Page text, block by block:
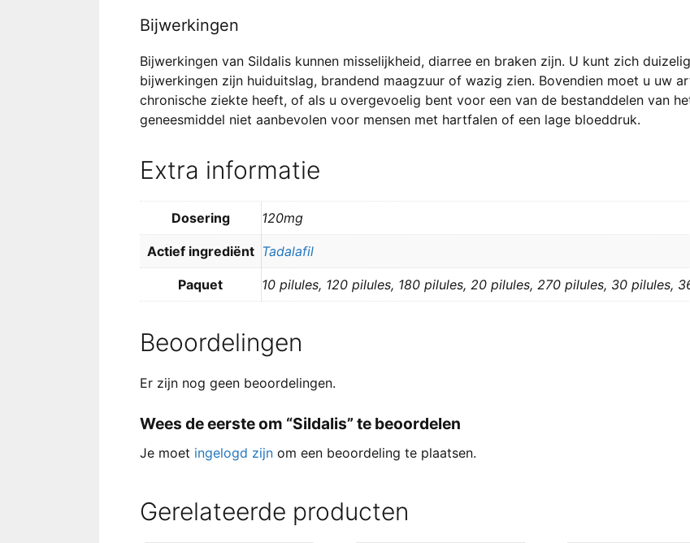
Bijwerkingen
Bijwerkingen van Sildalis kunnen misselijkheid, diarree en braken zijn. U kunt zich
bijwerkingen zijn huiduitslag, brandend maagzuur of wazig zien. Bovendien moet u uw
chronische ziekte heeft, of als u overgevoelig bent voor een van de bestanddelen van
geneesmiddel niet aanbevolen voor mensen met hartfalen of een lage bloeddruk.
Extra informatie
Dosering 120mg
Actief ingrediënt Tadalafil
Paquet 10 pilules, 120 pilules, 180 pilules, 20 pilules, 270 pilules, 30 pilules,
Beoordelingen
Er zijn nog geen beoordelingen.
Wees de eerste om “Sildalis” te beoordelen
Je moet ingelogd zijn om een beoordeling te plaatsen.
Gerelateerde producten